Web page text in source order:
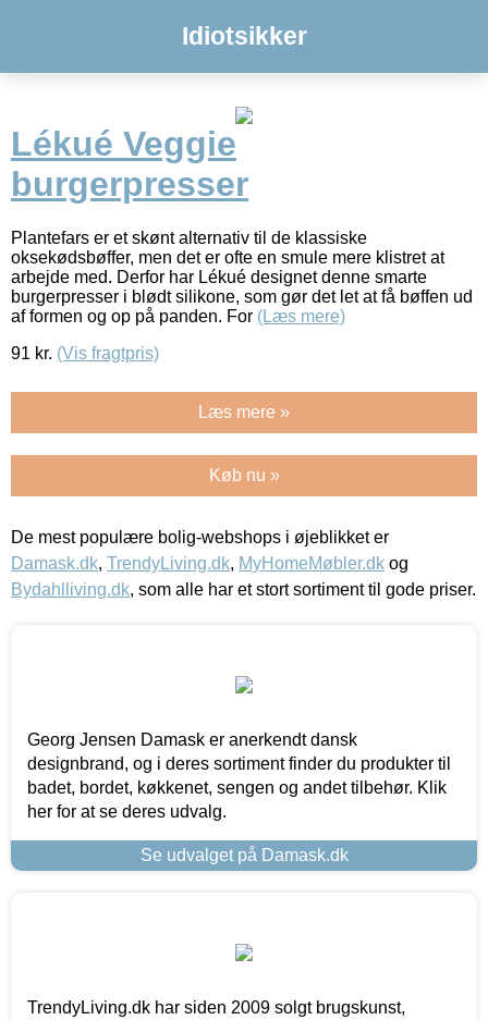
Idiotsikker
Lékué Veggie
burgerpresser
Plantefars er et skønt alternativ til de klassiske
oksekødsbøffer, men det er ofte en smule mere klistret at
arbejde med. Derfor har Lékué designet denne smarte
burgerpresser i blødt silikone, som gør det let at få bøffen ud
af formen og op på panden. For (Læs mere)
91 kr. (Vis fragtpris)
Læs mere »
Køb nu »
De mest populære bolig-webshops i øjeblikket er
Damask.dk, TrendyLiving.dk, MyHomeMøbler.dk og
Bydahlliving.dk, som alle har et stort sortiment til gode priser.
Georg Jensen Damask er anerkendt dansk
designbrand, og i deres sortiment finder du produkter til
badet, bordet, køkkenet, sengen og andet tilbehør. Klik
her for at se deres udvalg.
Se udvalget på Damask.dk
TrendyLiving.dk har siden 2009 solgt brugskunst,